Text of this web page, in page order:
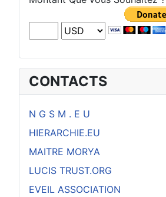
CONTACTS
N G S M . E U
HIERARCHIE.EU
MAITRE MORYA
LUCIS TRUST.ORG
EVEIL ASSOCIATION